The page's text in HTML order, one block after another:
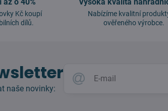
Kč koupí
dílů.
Nabízíme kvalitní
ověřeného výrobce.
naše novinky: